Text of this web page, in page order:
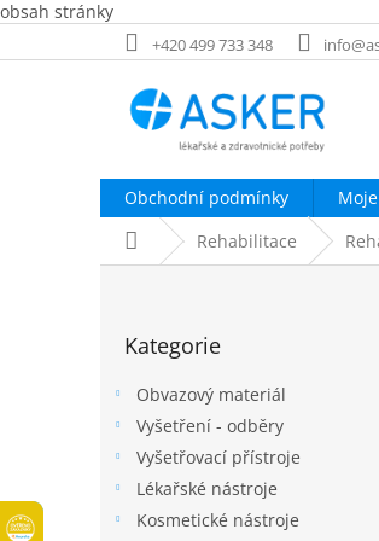
obsah stránky
na
+420 499 733 348
Obchodní podmínky
Domů Rehabilitace
kategorie
Kategorie
Obvazový materiál
Vyšetření - odběry
Vyšetřovací přístroje
Lékařské nástroje
Kosmetické nástroje